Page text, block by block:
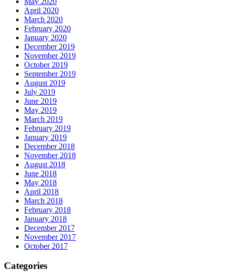
April 2020
March 2020
February 2020
January 2020
December 2019
November 2019
October 2019
September 2019
August 2019
July 2019
June 2019
May 2019
March 2019
February 2019
January 2019
December 2018
November 2018
August 2018
June 2018
May 2018
April 2018
March 2018
February 2018
January 2018
December 2017
November 2017
October 2017
Categories